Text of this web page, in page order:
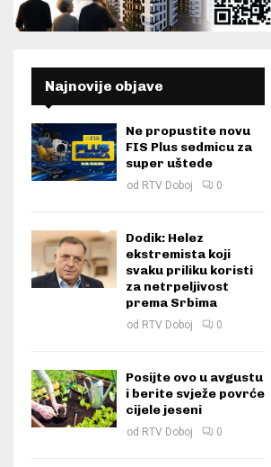
Najnovije objave
Ne propustite novu
FIS Plus sedmicu za
super uštede
od RTV Doboj 0
Dodik: Helez
ekstremista koji
svaku priliku koristi
za netrpeljivost
prema Srbima
od RTV Doboj 0
Posijte ovo u avgustu
i berite svježe povrće
cijele jeseni
od RTV Doboj 0